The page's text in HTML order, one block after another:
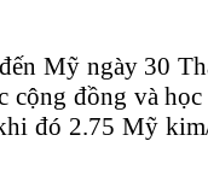
Mỹ ngày 30
đồng và
đó 2.75 Mỹ